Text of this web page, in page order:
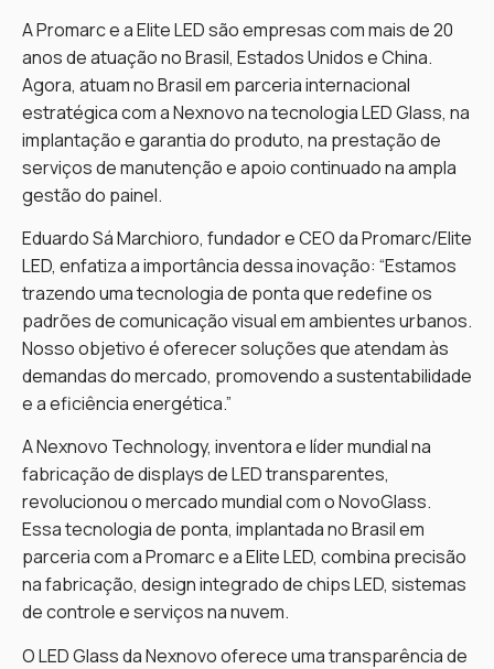
A Promarc e a Elite LED são empresas com mais de 20
anos de atuação no Brasil, Estados Unidos e China.
Agora, atuam no Brasil em parceria internacional
estratégica com a Nexnovo na tecnologia LED Glass, na
implantação e garantia do produto, na prestação de
serviços de manutenção e apoio continuado na ampla
gestão do painel.
Eduardo Sá Marchioro, fundador e CEO da Promarc/Elite
LED, enfatiza a importância dessa inovação: “Estamos
trazendo uma tecnologia de ponta que redefine os
padrões de comunicação visual em ambientes urbanos.
Nosso objetivo é oferecer soluções que atendam às
demandas do mercado, promovendo a sustentabilidade
e a eficiência energética.”
A Nexnovo Technology, inventora e líder mundial na
fabricação de displays de LED transparentes,
revolucionou o mercado mundial com o NovoGlass.
Essa tecnologia de ponta, implantada no Brasil em
parceria com a Promarc e a Elite LED, combina precisão
na fabricação, design integrado de chips LED, sistemas
de controle e serviços na nuvem.
O LED Glass da Nexnovo oferece uma transparência de